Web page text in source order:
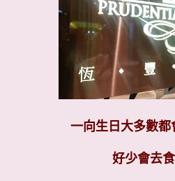
一向生日大多數
好少會去